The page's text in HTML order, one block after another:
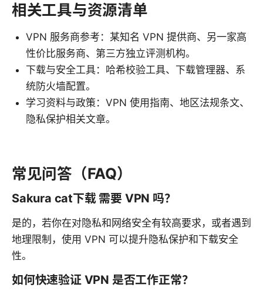
相关工具与资源清单
VPN 服务商参考：某知名 VPN 提供商、另一家高
性价比服务商、第三方独立评测机构。
下载与安全工具：哈希校验工具、下载管理器、系
统防火墙配置。
学习资料与政策：VPN 使用指南、地区法规条文、
隐私保护相关文章。
常见问答（FAQ）
Sakura cat下载 需要 VPN 吗？
是的，若你在对隐私和网络安全有较高要求，或者遇到
地理限制，使用 VPN 可以提升隐私保护和下载安全
性。
如何快速验证 VPN 是否工作正常？